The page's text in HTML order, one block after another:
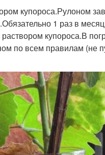
купороса.Рулоном
1 раз в
купороса.В
по всем правилам (не